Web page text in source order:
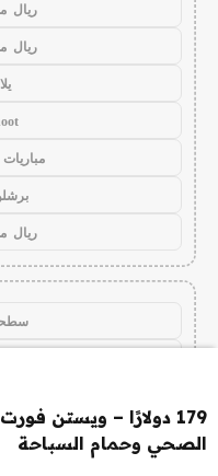
179 دولارًا – ويستن
الصحي وحمام السباحة
ريال
ريال
ريال
سطحة